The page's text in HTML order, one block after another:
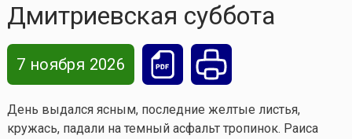
Дмитриевская суббота
7 ноября 2026
День выдался ясным, последние желтые листья,
кружась, падали на темный асфальт тропинок. Раиса